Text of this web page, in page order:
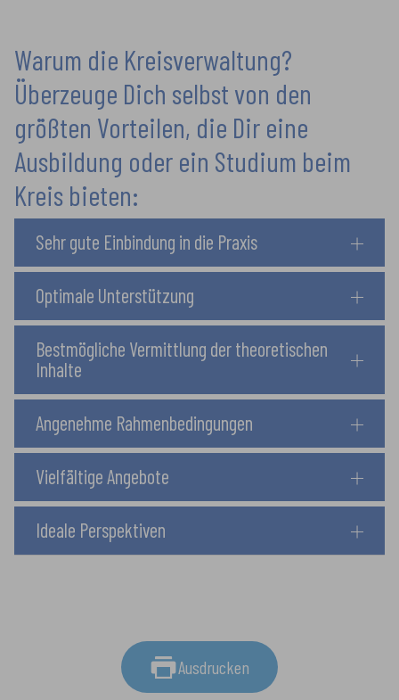
Warum die Kreisverwaltung?
Überzeuge Dich selbst von den
größten Vorteilen, die Dir eine
Ausbildung oder ein Studium beim
Kreis bieten:
Sehr gute Einbindung in die Praxis
Optimale Unterstützung
Bestmögliche Vermittlung der theoretischen
Inhalte
Angenehme Rahmenbedingungen
Vielfältige Angebote
Ideale Perspektiven
Ausdrucken